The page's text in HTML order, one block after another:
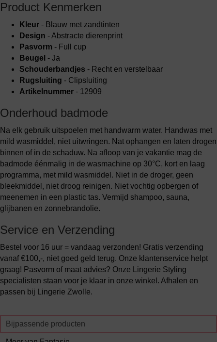
Product Kenmerken
Kleur - Blauw met zandtinten
Design - Abstracte dierenprint
Pasvorm - Full cup
Beugel - Ja
Schouderbandjes - Recht en verstelbaar
Rugsluiting - Clipsluiting
Artikelnummer - 12909
Onderhoud badmode
Na elk gebruik uitspoelen met handwarm water. Handwas met
mild wasmiddel, niet uitwringen. Nat ophangen en laten drogen
binnen of in de schaduw. Na afloop van je vakantie mag de
badmode éénmalig in de wasmachine op 30°C, kort en laag
programma, met mild wasmiddel. Niet in de droger, geen
bleekmiddel, niet droog reinigen. Niet vochtig opbergen of
meenemen in een plastic tas. Vermijd shampoo, sauna,
glijbanen en zonnebrandolie.
Service en Verzending
Bestel voor 16 uur = vandaag verzonden! Gratis verzending
vanaf €100,-, niet goed geld terug. Onze klantenservice helpt
graag! Pasvorm of maat advies? Onze Lingerie Styling
specialisten staan voor je klaar in onze winkel. Afhalen en
passen bij Lingerie Zwolle.
Bijpassende producten